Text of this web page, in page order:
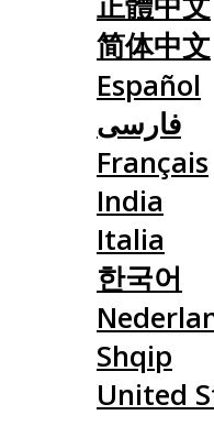
简体中文
Español
فارسی
Français
India
Italia
한국어
Shqip
United